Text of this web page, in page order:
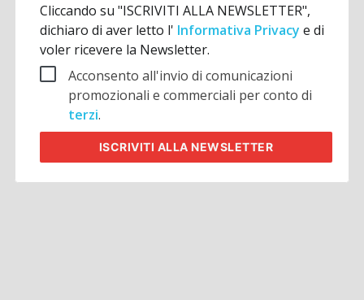
Cliccando su "ISCRIVITI ALLA NEWSLETTER",
dichiaro di aver letto l' Informativa Privacye di
voler ricevere la Newsletter.
Acconsento all'invio di comunicazioni
promozionali e commerciali per conto di
terzi.
ISCRIVITI ALLA NEWSLETTER